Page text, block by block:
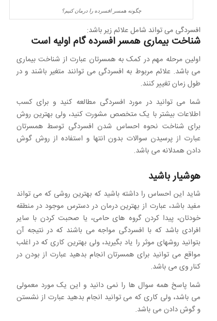
چگونه همسر افسرده را درمان کنیم؟
افسردگی می تواند شامل علائم زیر باشد:
شناخت بیماری همسر افسرده گام اولیه است
اولین مرحله مهم در کمک به همسرتان عبارت از شناخت بیماری
می باشد. علائم مربوط به افسردگی می توانند متغیر باشند و در
طول زمان تغییر کنند.
شما می توانید در مورد افسردگی مطالعه کنید و برای کسب
اطلاعات بیشتر با یک متخصص مشورت کنید، ولی بهترین روش
برای شناخت نحوه احساس شدن افسردگی توسط همسرتان
عبارت از پرسیدن سوالات بدون انتها و استفاده از روش گوش
دادن همدلانه می باشد.
هوشیار باشید
شاید این احساس را داشته باشید که بهترین روشی که می تواند
مفید باشد، عبارت از بهترین درمان در دسترس موجود در منطقه
خودتان، پیدا کردن گروه های حامی، یا صحبت کردن با سایر
افرادی باشد که با افسردگی مواجه می باشند که در نتیجه آن
بتوانید روشهای موثر را یاد بگیرید، ولی بهترین کاری که در اغلب
مواقع می توانید برای همسرتان انجام بدهید عبارت از بودن در
کنار وی می باشد.
شما پاسخ همه سوال ها را نمی دانید و این یک مورد معمولی
می باشد، ولی کاری که می توانید انجام بدهید عبارت از نشستن
و گوش دادن می باشد.